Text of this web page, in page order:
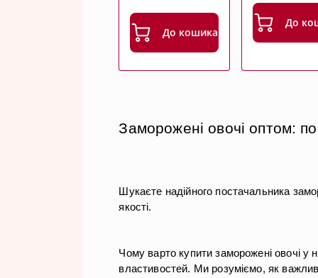
До кошика
До
Заморожені овочі оптом:
Шукаєте надійного постачальника
якості.
Чому варто купити заморожені овочі у
властивостей. Ми розуміємо, як